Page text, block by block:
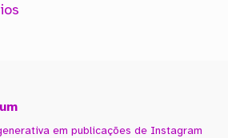
em publicações de Instagram